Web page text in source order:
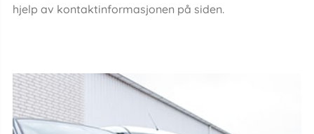
hjelp av kontaktinformasjonen på siden.